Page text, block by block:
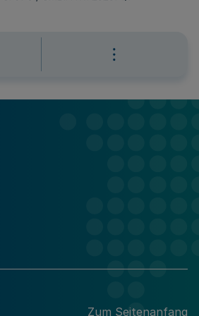
Zum Seitenanfang